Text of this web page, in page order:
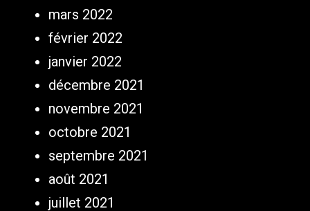
mars 2022
février 2022
janvier 2022
décembre 2021
novembre 2021
octobre 2021
septembre 2021
août 2021
juillet 2021